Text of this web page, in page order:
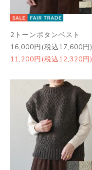
2トーンボタンベスト
16,000円(税込17,600円)
11,200円(税込12,320円)